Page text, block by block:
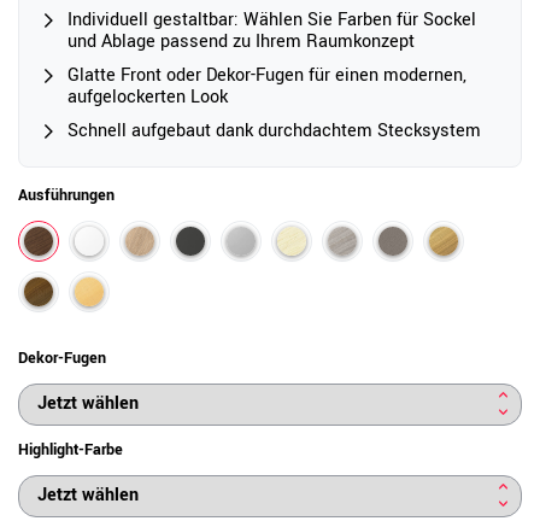
Individuell gestaltbar: Wählen Sie Farben für Sockel
und Ablage passend zu Ihrem Raumkonzept
Glatte Front oder Dekor-Fugen für einen modernen,
aufgelockerten Look
Schnell aufgebaut dank durchdachtem Stecksystem
Ausführungen
Dekor-Fugen
Highlight-Farbe